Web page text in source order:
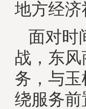
地方经
面对时
战，东
务，与
绕服务